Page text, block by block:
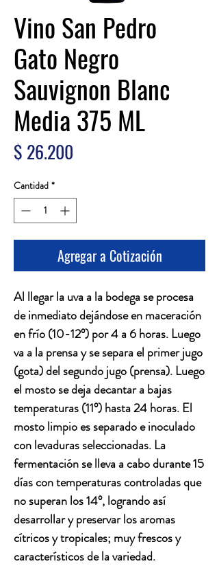
Vino San Pedro
Gato Negro
Sauvignon Blanc
Media 375 ML
$ 26.200
Cantidad *
Agregar a Cotización
Al llegar la uva a la bodega se procesa
de inmediato dejándose en maceración
en frío (10-12°) por 4 a 6 horas. Luego
va a la prensa y se separa el primer jugo
(gota) del segundo jugo (prensa). Luego
el mosto se deja decantar a bajas
temperaturas (11°) hasta 24 horas. El
mosto limpio es separado e inoculado
con levaduras seleccionadas. La
fermentación se lleva a cabo durante 15
días con temperaturas controladas que
no superan los 14°, logrando así
desarrollar y preservar los aromas
cítricos y tropicales; muy frescos y
característicos de la variedad.